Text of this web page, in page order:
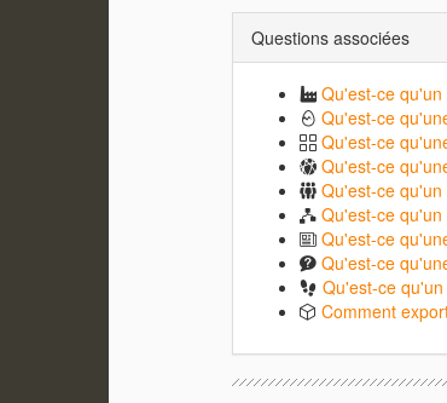
Questions associées
Qu'est-ce qu'un
Qu'est-ce
Qu'est-ce
Qu'est-ce
Qu'est-ce qu'un
Qu'est-ce qu'un
Qu'est-ce
Qu'est-ce
Qu'est-ce
Comment